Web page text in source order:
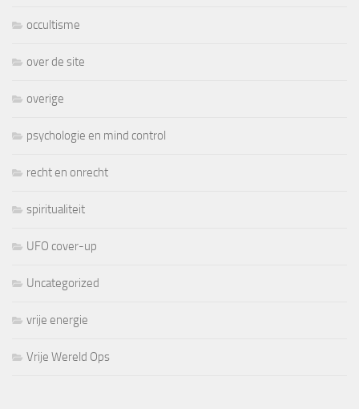
occultisme
over de site
overige
psychologie en mind control
recht en onrecht
spiritualiteit
UFO cover-up
Uncategorized
vrije energie
Vrije Wereld Ops